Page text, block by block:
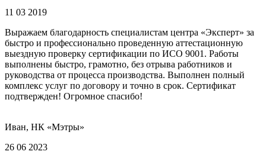
11 03 2019
Выражаем благодарность специалистам центра «Эксперт» за
быстро и профессионально проведенную аттестационную
выездную проверку сертификации по ИСО 9001. Работы
выполнены быстро, грамотно, без отрыва работников и
руководства от процесса производства. Выполнен полный
комплекс услуг по договору и точно в срок. Сертификат
подтвержден! Огромное спасибо!
Иван, НК «Мэтры»
26 06 2023